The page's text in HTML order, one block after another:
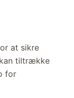
at sikre
tiltrække
for